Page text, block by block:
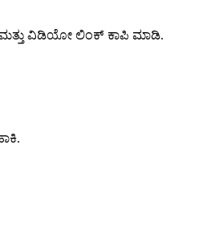
ವಿಡಿಯೋ ಲಿಂಕ್ ಕಾಪಿ ಮಾಡಿ.